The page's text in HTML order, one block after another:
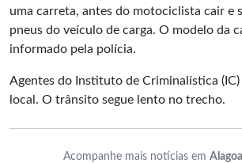
uma carreta, antes do motociclista cair e
pneus do veículo de carga. O modelo da
informado pela polícia.
Agentes do Instituto de Criminalística
local. O trânsito segue lento no trecho.
Acompanhe mais notícias em